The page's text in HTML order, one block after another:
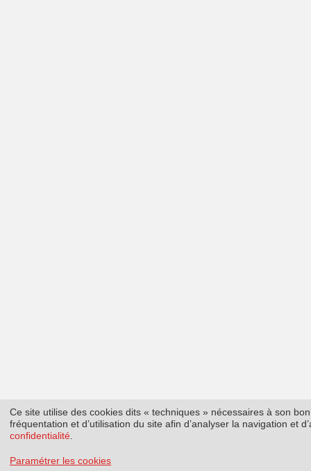
Ce site utilise des cookies dits « techniques » nécessaires à son
fréquentation et d’utilisation du site afin d’analyser la navigation et
confidentialité
Paramétrer les cookies